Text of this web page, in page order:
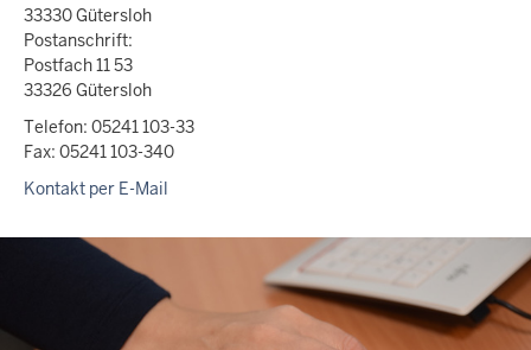
33330 Gütersloh
Postanschrift:
Postfach 11 53
33326 Gütersloh
Telefon: 05241 103-33
Fax: 05241 103-340
Kontakt per E-Mail